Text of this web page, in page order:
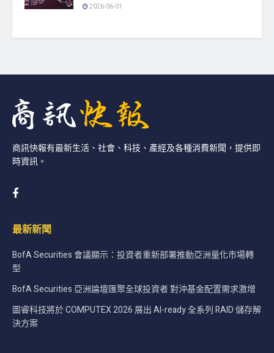
2026-06-01
商訊快報有最新生活、社會、科技、產經及各種消費新聞，提供即
時資訊。
最新新聞
BofA Securities 會議顯示：投資者重新部署推動亞洲量化市場轉
型
BofA Securities 亞洲論壇匯聚全球投資者 對沖基金配置需求激增
圖睿科技將於 COMPUTEX 2026 展出 AI-ready 全系列 RAID 儲存解
決方案